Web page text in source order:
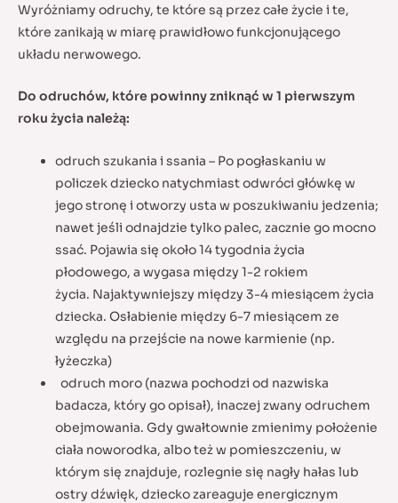
Wyróżniamy odruchy, te które są przez całe życie i te,
które zanikają w miarę prawidłowo funkcjonującego
układu nerwowego.
Do odruchów, które powinny zniknąć w 1 pierwszym
roku życia należą:
odruch szukania i ssania – Po pogłaskaniu w
policzek dziecko natychmiast odwróci główkę w
jego stronę i otworzy usta w poszukiwaniu jedzenia;
nawet jeśli odnajdzie tylko palec, zacznie go mocno
ssać. Pojawia się około 14 tygodnia życia
płodowego, a wygasa między 1-2 rokiem
życia. Najaktywniejszy między 3-4 miesiącem życia
dziecka. Osłabienie między 6-7 miesiącem ze
względu na przejście na nowe karmienie (np.
łyżeczka)
odruch moro (nazwa pochodzi od nazwiska
badacza, który go opisał), inaczej zwany odruchem
obejmowania. Gdy gwałtownie zmienimy położenie
ciała noworodka, albo też w pomieszczeniu, w
którym się znajduje, rozlegnie się nagły hałas lub
ostry dźwięk, dziecko zareaguje energicznym